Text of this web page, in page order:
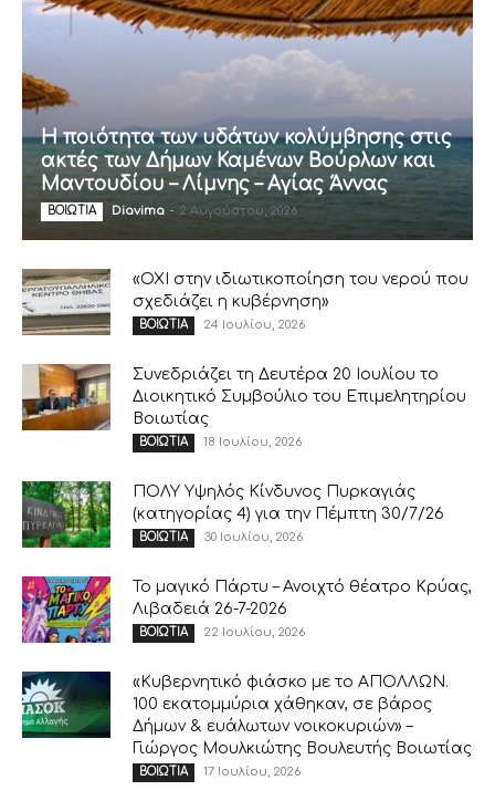
Η ποιότητα των υδάτων κολύμβησης στις
ακτές των Δήμων Καμένων Βούρλων και
Μαντουδίου – Λίμνης – Αγίας Άννας
ΒΟΙΩΤΙΑ Diavima - 2 Αυγούστου, 2026
«ΟΧΙ στην ιδιωτικοποίηση του νερού που
σχεδιάζει η κυβέρνηση»
ΒΟΙΩΤΙΑ 24 Ιουλίου, 2026
Συνεδριάζει τη Δευτέρα 20 Ιουλίου το
Διοικητικό Συμβούλιο του Επιμελητηρίου
Βοιωτίας
ΒΟΙΩΤΙΑ 18 Ιουλίου, 2026
ΠΟΛΥ Υψηλός Κίνδυνος Πυρκαγιάς
(κατηγορίας 4) για την Πέμπτη 30/7/26
ΒΟΙΩΤΙΑ 30 Ιουλίου, 2026
Το μαγικό Πάρτυ – Ανοιχτό θέατρο Κρύας,
Λιβαδειά 26-7-2026
ΒΟΙΩΤΙΑ 22 Ιουλίου, 2026
«Κυβερνητικό φιάσκο με το ΑΠΟΛΛΩΝ.
100 εκατομμύρια χάθηκαν, σε βάρος
Δήμων & ευάλωτων νοικοκυριών» –
Γιώργος Μουλκιώτης Βουλευτής Βοιωτίας
ΒΟΙΩΤΙΑ 17 Ιουλίου, 2026